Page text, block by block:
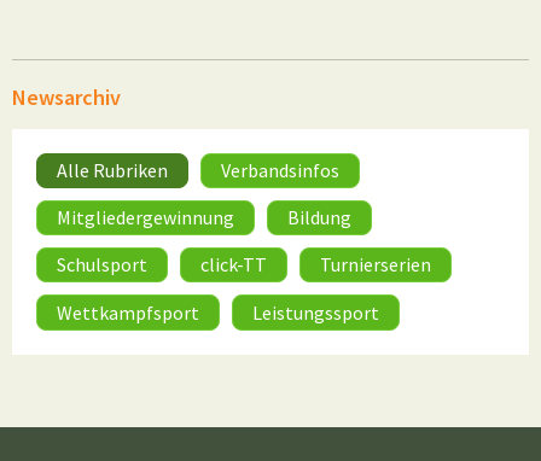
Newsarchiv
Alle Rubriken
Verbandsinfos
Mitgliedergewinnung
Bildung
Schulsport
click-TT
Turnierserien
Wettkampfsport
Leistungssport